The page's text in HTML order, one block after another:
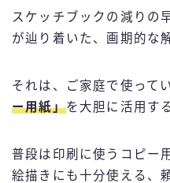
スケッチブックの減りの
が辿り着いた、画期的な
それは、ご家庭で使って
ー用紙」を大胆に活用す
普段は印刷に使うコピー
絵描きにも十分使える、